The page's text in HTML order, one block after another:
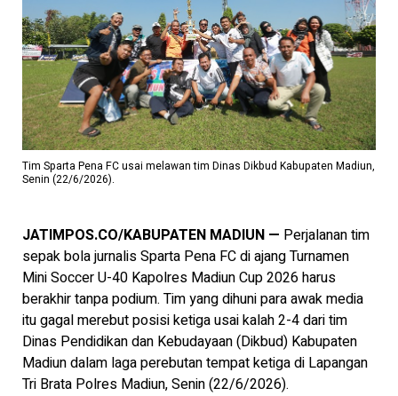
Tim Sparta Pena FC usai melawan tim Dinas Dikbud Kabupaten Madiun,
Senin (22/6/2026).
JATIMPOS.CO/KABUPATEN MADIUN — Perjalanan tim
sepak bola jurnalis Sparta Pena FC di ajang Turnamen
Mini Soccer U-40 Kapolres Madiun Cup 2026 harus
berakhir tanpa podium. Tim yang dihuni para awak media
itu gagal merebut posisi ketiga usai kalah 2-4 dari tim
Dinas Pendidikan dan Kebudayaan (Dikbud) Kabupaten
Madiun dalam laga perebutan tempat ketiga di Lapangan
Tri Brata Polres Madiun, Senin (22/6/2026).